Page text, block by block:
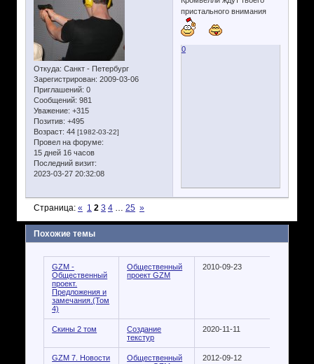
Откуда: Санкт - Петербург
Зарегистрирован: 2009-03-06
Приглашений: 0
Сообщений: 981
Уважение: +315
Позитив: +495
Возраст: 44 [1982-03-22]
Провел на форуме:
15 дней 16 часов
Последний визит:
2023-03-27 20:32:08
пристального внимания
0
Страница: « 1 2 3 4 … 25 »
Похожие темы
GZM -
Общественный
проект.
Предложения и
замечания.(Том
4)
Общественный
проект GZM
2010-09-23
Скины 2 том
Создание
текстур
2020-11-11
GZM 7. Новости
Общественный
2012-09-12